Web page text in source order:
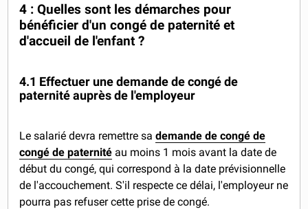
4 : Quelles sont les démarches pour
bénéficier d'un congé de paternité et
d'accueil de l'enfant ?
4.1 Effectuer une demande de congé de
paternité auprès de l'employeur
Le salarié devra remettre sademande de congé de
congé de paternité au moins 1 mois avant la date de
début du congé, qui correspond à la date prévisionnelle
de l'accouchement. S'il respecte ce délai, l'employeur ne
pourra pas refuser cette prise de congé.